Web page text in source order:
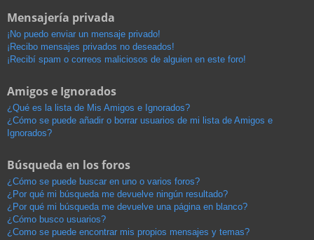
Mensajería privada
¡No puedo enviar un mensaje privado!
¡Recibo mensajes privados no deseados!
¡Recibí spam o correos maliciosos de alguien en este foro!
Amigos e Ignorados
¿Qué es la lista de Mis Amigos e Ignorados?
¿Cómo se puede añadir o borrar usuarios de mi lista de Amigos e
Ignorados?
Búsqueda en los foros
¿Cómo se puede buscar en uno o varios foros?
¿Por qué mi búsqueda me devuelve ningún resultado?
¿Por qué mi búsqueda me devuelve una página en blanco?
¿Cómo busco usuarios?
¿Como se puede encontrar mis propios mensajes y temas?